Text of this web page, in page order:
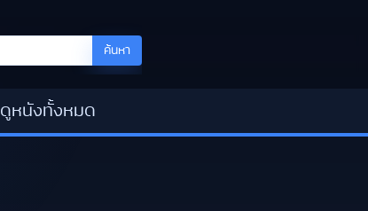
ค้นหา
ดูหนังทั้งหมด